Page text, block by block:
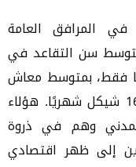
في المرافق العامة
و 67 عامًا، فإن متوسط سن التقاعد في
يبلغ 43 إلى 45 عامًا فقط، بمتوسط معاش
تقاعدي يتراوح بين 15,000 إلى 16,000 شيكل شهريًا. هؤلاء
وهم في ذروة
إلى ظهر اقتصادي